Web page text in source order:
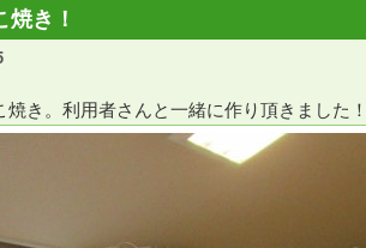
き！
焼き。利用者さんと一緒に作り頂きました